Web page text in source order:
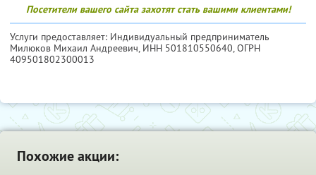
Посетители вашего сайта захотят стать вашими клиентами!
Услуги предоставляет: Индивидуальный предприниматель
Милюков Михаил Андреевич, ИНН 501810550640, ОГРН
409501802300013
Похожие акции: